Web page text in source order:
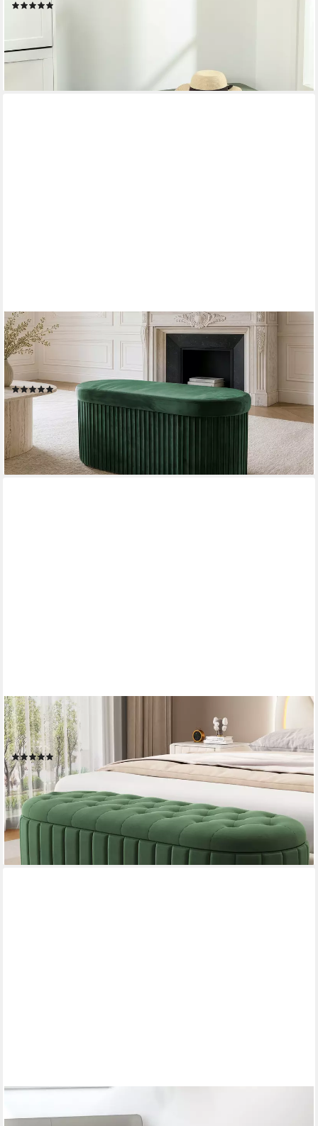
-39%
lieferbar - in 2-3 Werktagen bei dir
RIESS-AMBIENTE
Polsterbank ÉLAN 80cm grün - Samt, Sitzbank, mit Stauraum,
faltbar, platzsparend (Einzelartikel, 1-St), Eleganter Sitz mit
Steppung - ideal für stilvolle & moderne Wohnräume
(1)
34,95 € 49,95 €
-30%
lieferbar - in 5-6 Werktagen bei dir
FLIEKS
Polsterbank, Stauraum Polsterhocker Fußbank Sofabank
120x40x43cm Samtstoff
(12)
137,99 € UVP249,99 €
-45%
lieferbar - in 5-6 Werktagen bei dir
Polsterbank Sitzbank in Samtoptik, Stahlbeine, Schuhbank für